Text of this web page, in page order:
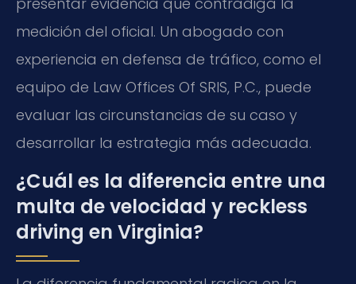
medición del oficial. Un abogado con
experiencia en defensa de tráfico, como el
equipo de Law Offices Of SRIS, P.C., puede
evaluar las circunstancias de su caso y
desarrollar la estrategia más adecuada.
¿Cuál es la diferencia entre una
multa de velocidad y reckless
driving en Virginia?